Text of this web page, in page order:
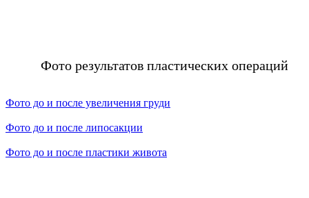
Фото результатов пластических операций
Фото до и после увеличения груди
Фото до и после липосакции
Фото до и после пластики живота